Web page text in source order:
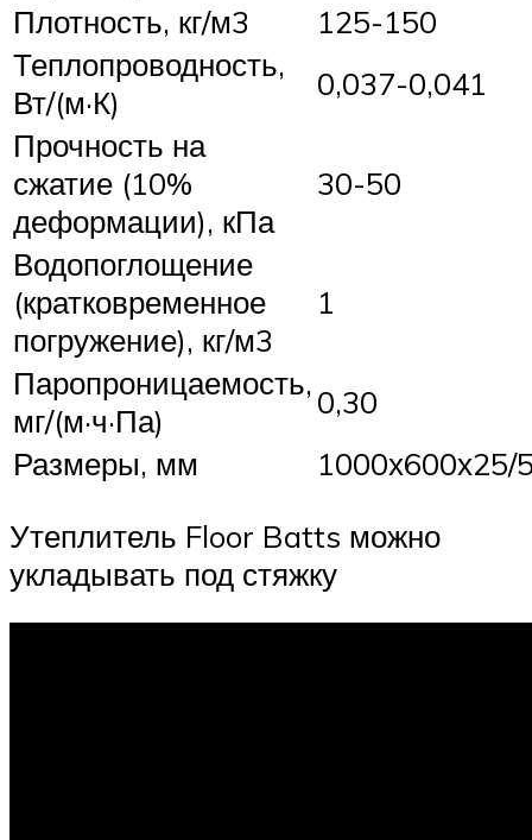
Плотность, кг/м3
125-150
Теплопроводность,
Вт/(м·К)
0,037-0,041
Прочность на
сжатие (10%
деформации), кПа
30-50
Водопоглощение
(кратковременное
погружение), кг/м3
1
Паропроницаемость,
мг/(м·ч·Па)
0,30
Размеры, мм
1000х600х25/
Утеплитель Floor Batts можно
укладывать под стяжку